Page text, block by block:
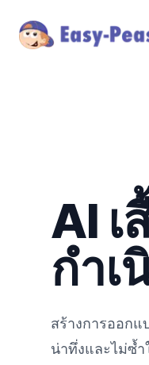
AI เ
กำเ
สร้างการออกแ
น่าทึ่งและไม่ซ้